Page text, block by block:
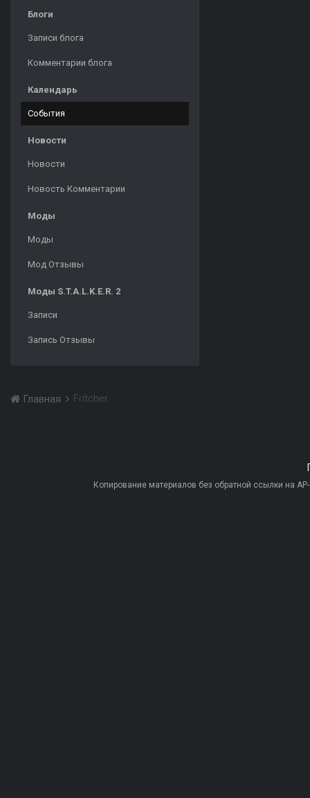
Блоги
Записи блога
Комментарии блога
Календарь
События
Новости
Новости
Новость Комментарии
Моды
Моды
Мод Отзывы
Моды S.T.A.L.K.E.R. 2
Записи
Запись Отзывы
Главная Fritcher
Копирование материалов без обратной ссылки на